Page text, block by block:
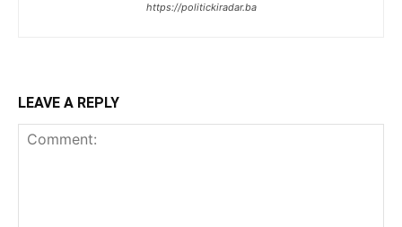
https://politickiradar.ba
LEAVE A REPLY